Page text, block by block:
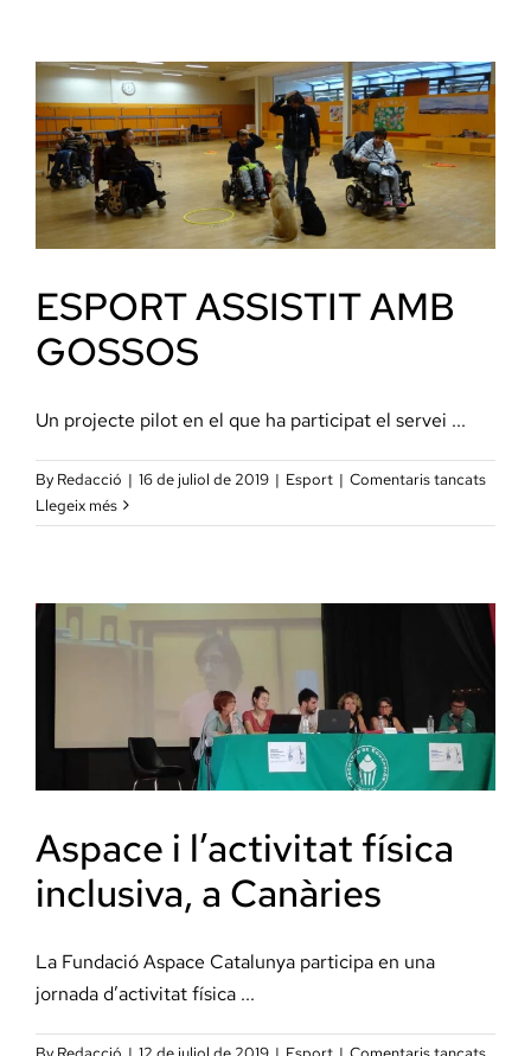
a
Menorca
ESPORT ASSISTIT AMB
GOSSOS
Un projecte pilot en el que ha participat el servei ...
By Redacció | 16 de juliol de 2019 | Esport | Comentaris tancatsa
Llegeix més
Aspace i l’activitat física
inclusiva, a Canàries
La Fundació Aspace Catalunya participa en una
jornada d’activitat física ...
a